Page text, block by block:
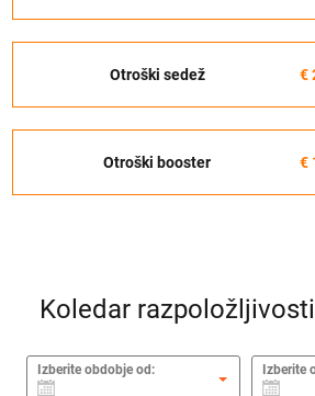
Otroški sedež €
Otroški booster €
Koledar
Izberite obdobje od: Izberite